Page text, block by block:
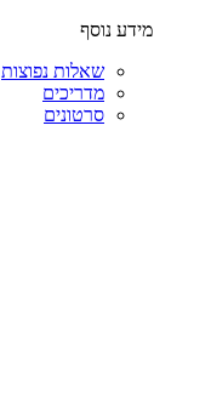
מידע נוסף
שאלות נפוצות
מדריכים
סרטונים